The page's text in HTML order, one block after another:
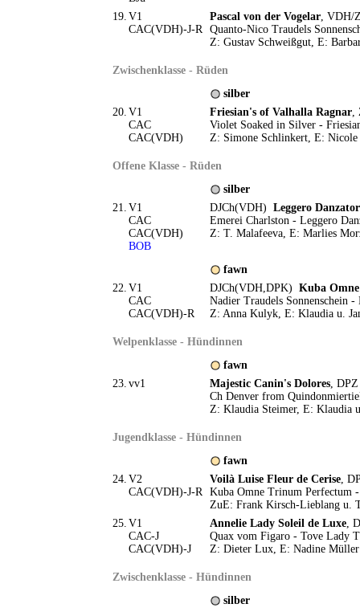
19. V1
CAC(VDH)-J-R
Pascal von der Vogelar, VDH/
Quanto-Nico Traudels
Z: Gustav Schweißgut, E:
Zwischenklasse - Rüden
silber
20. V1
CAC
CAC(VDH)
Friesian's of Valhalla Ragnar,
Violet Soaked in Silver -
Z: Simone Schlinkert, E: Nicole
Offene Klasse - Rüden
silber
21. V1
CAC
CAC(VDH)
BOB
DJCh(VDH) Leggero
Emerei Charlston - Leggero
Z: T. Malafeeva, E: Marlies
fawn
22. V1
CAC
CAC(VDH)-R
DJCh(VDH,DPK) Kuba
Nadier Traudels Sonnenschein
Z: Anna Kulyk, E: Klaudia u.
Welpenklasse - Hündinnen
fawn
23. vv1 Majestic Canin's Dolores,
Ch Denver from
Z: Klaudia Steimer, E: Klaudia
Jugendklasse - Hündinnen
fawn
24. V2
CAC(VDH)-J-R
Voilà Luise Fleur de Cerise,
Kuba Omne Trinum Perfectum
ZuE: Frank Kirsch-Lieblang u.
25. V1
CAC-J
CAC(VDH)-J
Annelie Lady Soleil de Luxe,
Quax vom Figaro - Tove Lady
Z: Dieter Lux, E: Nadine Müller
Zwischenklasse - Hündinnen
silber